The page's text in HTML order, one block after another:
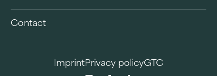
Contact
ImprintPrivacy policyGTC